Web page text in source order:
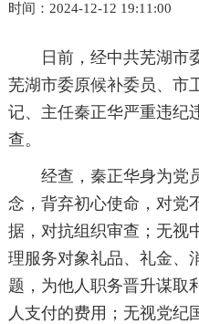
时间：2024-12-12 19:11:00
日前，经中共芜湖市
芜湖市委原候补委员、市
记、主任秦正华严重违纪
查。
经查，秦正华身为党
念，背弃初心使命，对党
据，对抗组织审查；无视
理服务对象礼品、礼金、
题，为他人职务晋升谋取
人支付的费用；无视党纪